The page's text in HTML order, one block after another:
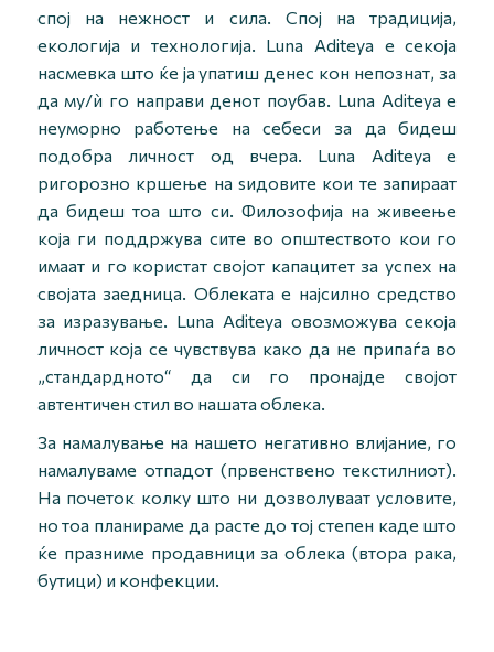
спој на нежност и сила. Спој на традиција,
екологија и технологија. Luna Aditeya е секоја
насмевка што ќе ја упатиш денес кон непознат, за
да му/ѝ го направи денот поубав. Luna Aditeya е
неуморно работење на себеси за да бидеш
подобра личност од вчера. Luna Aditeya е
ригорозно кршење на ѕидовите кои те запираат
да бидеш тоа што си. Филозофија на живеење
која ги поддржува сите во општеството кои го
имаат и го користат својот капацитет за успех на
својата заедница. Облеката е најсилно средство
за изразување. Luna Aditeya овозможува секоја
личност која се чувствува како да не припаѓа во
„стандардното“ да си го пронајде својот
автентичен стил во нашата облека.
За намалување на нашето негативно влијание, го
намалуваме отпадот (првенствено текстилниот).
На почеток колку што ни дозволуваат условите,
но тоа планираме да расте до тој степен каде што
ќе празниме продавници за облека (втора рака,
бутици) и конфекции.